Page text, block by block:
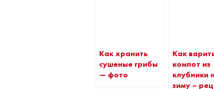
Как хранить
сушеные грибы
— фото
Как
компот из
клубники
зиму –